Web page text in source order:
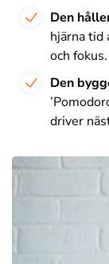
Den
hjärna
och fokus.
Den
driver